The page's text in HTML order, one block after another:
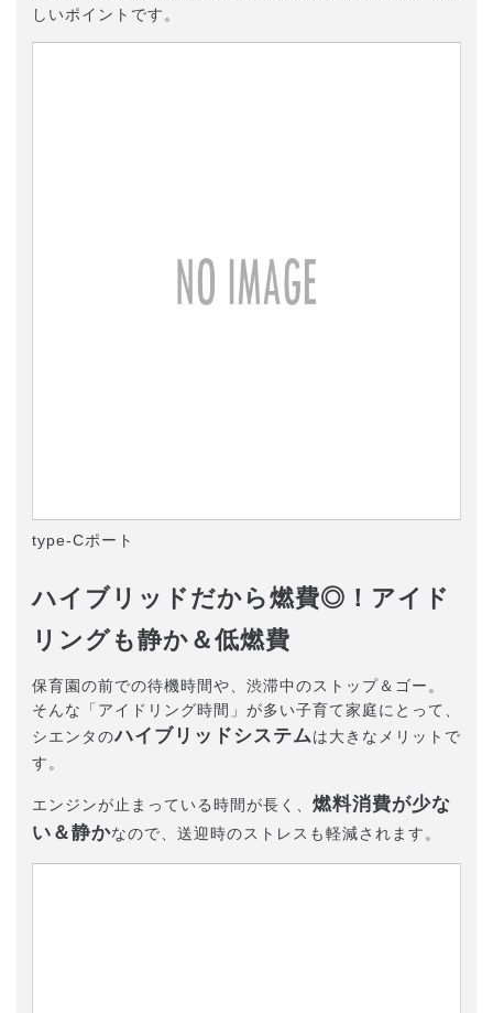
しいポイントです。
type-Cポート
ハイブリッドだから燃費◎！アイド
リングも静か＆低燃費
保育園の前での待機時間や、渋滞中のストップ＆ゴー。
そんな「アイドリング時間」が多い子育て家庭にとって、
シエンタのハイブリッドシステムは大きなメリットで
す。
エンジンが止まっている時間が長く、 燃料消費が少な
い＆静かなので、送迎時のストレスも軽減されます。